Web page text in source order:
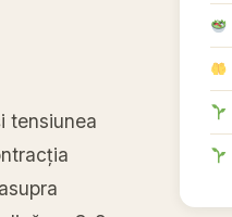
tensiunea